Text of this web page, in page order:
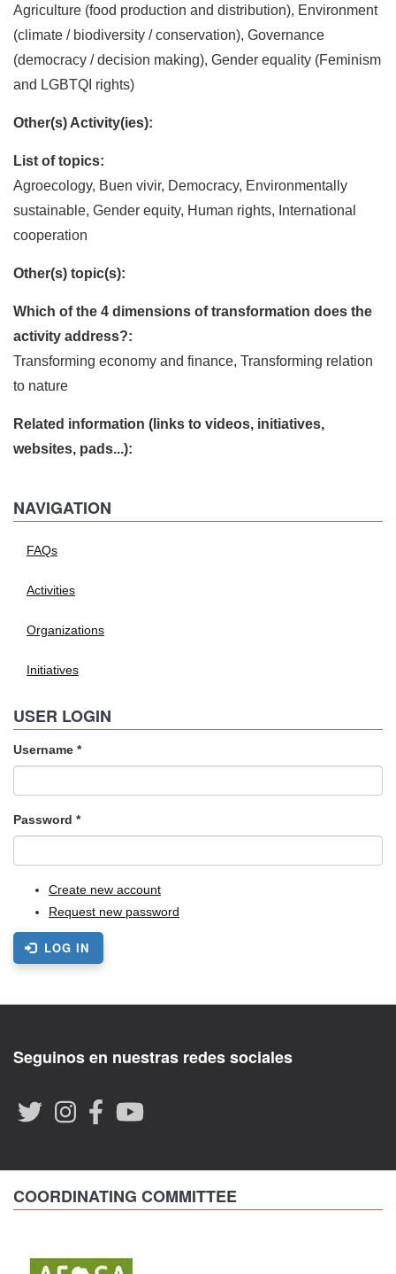
Agriculture (food production and distribution), Environment
(climate / biodiversity / conservation), Governance
(democracy / decision making), Gender equality (Feminism
and LGBTQI rights)
Other(s) Activity(ies):
List of topics:
Agroecology, Buen vivir, Democracy, Environmentally
sustainable, Gender equity, Human rights, International
cooperation
Other(s) topic(s):
Which of the 4 dimensions of transformation does the
activity address?:
Transforming economy and finance, Transforming relation
to nature
Related information (links to videos, initiatives,
websites, pads...):
NAVIGATION
FAQs
Activities
Organizations
Initiatives
USER LOGIN
Username *
Password *
Create new account
Request new password
LOG IN
Seguinos en nuestras redes sociales
COORDINATING COMMITTEE